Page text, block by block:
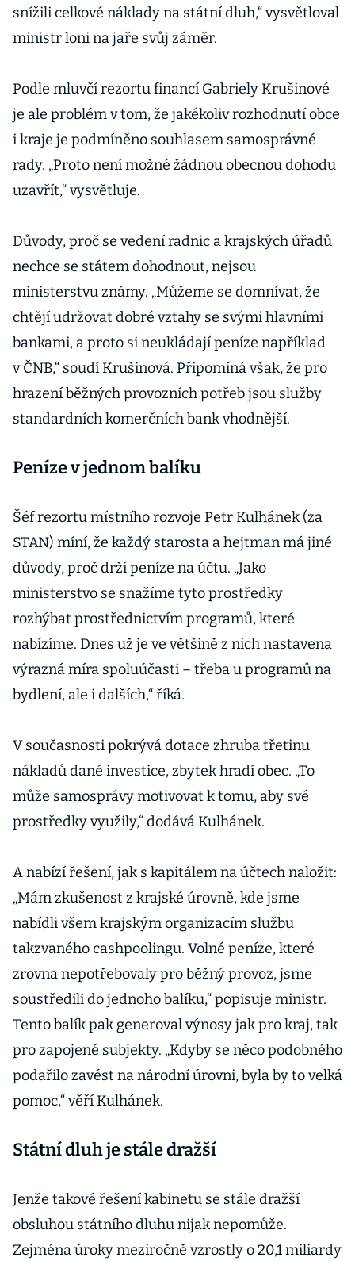
snížili celkové náklady na státní dluh,“ vysvětloval
ministr loni na jaře svůj záměr.
Podle mluvčí rezortu financí Gabriely Krušinové
je ale problém v tom, že jakékoliv rozhodnutí obce
i kraje je podmíněno souhlasem samosprávné
rady. „Proto není možné žádnou obecnou dohodu
uzavřít,“ vysvětluje.
Důvody, proč se vedení radnic a krajských úřadů
nechce se státem dohodnout, nejsou
ministerstvu známy. „Můžeme se domnívat, že
chtějí udržovat dobré vztahy se svými hlavními
bankami, a proto si neukládají peníze například
v ČNB,“ soudí Krušinová. Připomíná však, že pro
hrazení běžných provozních potřeb jsou služby
standardních komerčních bank vhodnější.
Peníze v jednom balíku
Šéf rezortu místního rozvoje Petr Kulhánek (za
STAN) míní, že každý starosta a hejtman má jiné
důvody, proč drží peníze na účtu. „Jako
ministerstvo se snažíme tyto prostředky
rozhýbat prostřednictvím programů, které
nabízíme. Dnes už je ve většině z nich nastavena
výrazná míra spoluúčasti – třeba u programů na
bydlení, ale i dalších,“ říká.
V současnosti pokrývá dotace zhruba třetinu
nákladů dané investice, zbytek hradí obec. „To
může samosprávy motivovat k tomu, aby své
prostředky využily,“ dodává Kulhánek.
A nabízí řešení, jak s kapitálem na účtech naložit:
„Mám zkušenost z krajské úrovně, kde jsme
nabídli všem krajským organizacím službu
takzvaného cashpoolingu. Volné peníze, které
zrovna nepotřebovaly pro běžný provoz, jsme
soustředili do jednoho balíku,“ popisuje ministr.
Tento balík pak generoval výnosy jak pro kraj, tak
pro zapojené subjekty. „Kdyby se něco podobného
podařilo zavést na národní úrovni, byla by to velká
pomoc,“ věří Kulhánek.
Státní dluh je stále dražší
Jenže takové řešení kabinetu se stále dražší
obsluhou státního dluhu nijak nepomůže.
Zejména úroky meziročně vzrostly o 20,1 miliardy